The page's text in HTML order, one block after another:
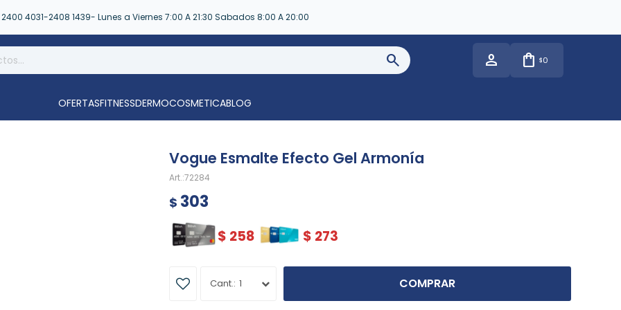
2400 4031-2408 1439- Lunes a Viernes 7:00 A 21:30 Sabados 8:00 A 20:00
$0
OFERTASFITNESSDERMOCOSMETICABLOG
Vogue Esmalte Efecto Gel Armonía
72284
$ 303
$ 258 $ 273
1 COMPRAR